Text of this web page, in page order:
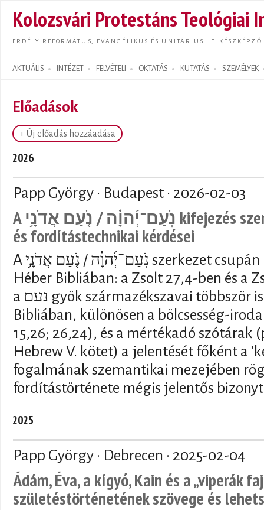
Kolozsvári Protestáns Teológiai
ERDÉLY REFORMÁTUS, EVANGÉLIKUS ÉS UNITÁRIUS LELKÉSZKÉPZŐ
AKTUÁLIS INTÉZET FELVÉTELI OKTATÁS KUTATÁS SZEMÉLYEK
Search form
Előadások
+ Új előadás hozzáadása
2026
Papp György · Budapest · 2026-02-03
A נֹֽעַם־יְ֜הוָ֗ה / נֹ֤עַם אֲדֹנָ֥י kifejezés szemantikai, vallástörténeti
és fordítástechnikai kérdései
A נֹֽעַם־יְ֜הוָ֗ה / נֹ֤עַם אֲדֹנָ֥י szerkezet csupán kétszer fordul elő a
Héber Bibliában: a Zsolt 27,4-ben és a
a נעם gyök származékszavai többször is előfordulnak a Héber
Bibliában, különösen a bölcsesség-
15,26; 26,24), és a mértékadó szótárak
Hebrew V. kötet) a jelentését főként a
fogalmának szemantikai mezejében
fordítástörténete mégis jelentős
2025
Papp György · Debrecen · 2025-02-04
Ádám, Éva, a kígyó, Kain és a „viperák
születéstörténetének szövege és